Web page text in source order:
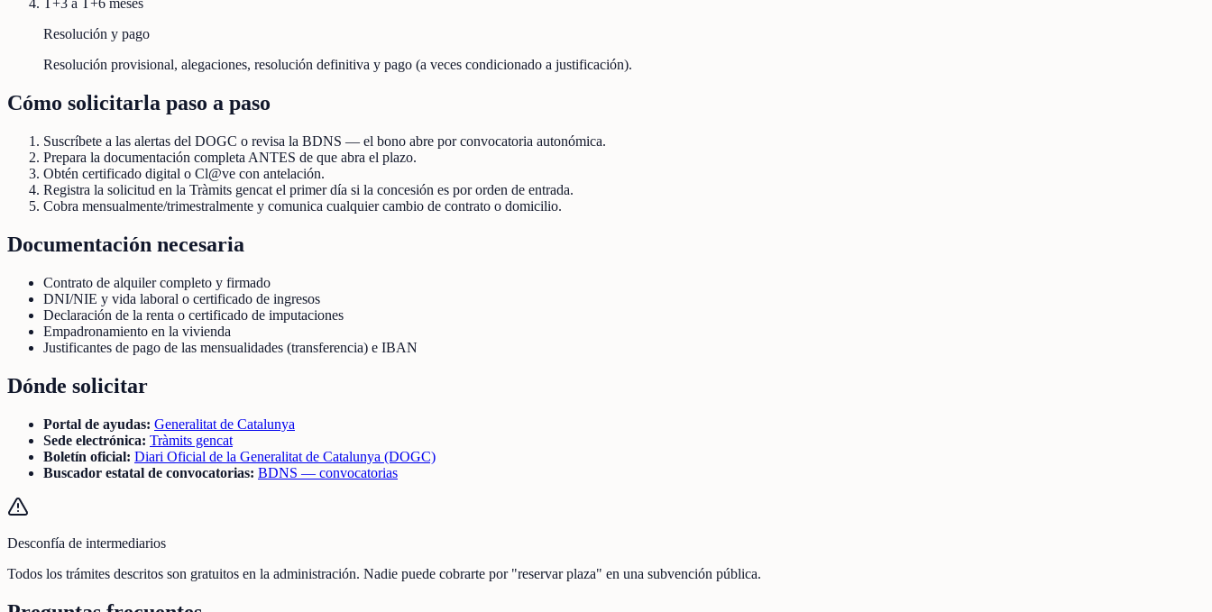
T+3 a T+6 meses
Resolución y pago
Resolución provisional, alegaciones, resolución definitiva y pago (a veces condicionado a justificación).
Cómo solicitarla paso a paso
Suscríbete a las alertas del DOGC o revisa la BDNS — el bono abre por convocatoria autonómica.
Prepara la documentación completa ANTES de que abra el plazo.
Obtén certificado digital o Cl@ve con antelación.
Registra la solicitud en la Tràmits gencat el primer día si la concesión es por orden de entrada.
Cobra mensualmente/trimestralmente y comunica cualquier cambio de contrato o domicilio.
Documentación necesaria
Contrato de alquiler completo y firmado
DNI/NIE y vida laboral o certificado de ingresos
Declaración de la renta o certificado de imputaciones
Empadronamiento en la vivienda
Justificantes de pago de las mensualidades (transferencia) e IBAN
Dónde solicitar
Portal de ayudas: Generalitat de Catalunya
Sede electrónica: Tràmits gencat
Boletín oficial: Diari Oficial de la Generalitat de Catalunya (DOGC)
Buscador estatal de convocatorias: BDNS — convocatorias
Desconfía de intermediarios
Todos los trámites descritos son gratuitos en la administración. Nadie puede cobrarte por "reservar plaza" en una subvención pública.